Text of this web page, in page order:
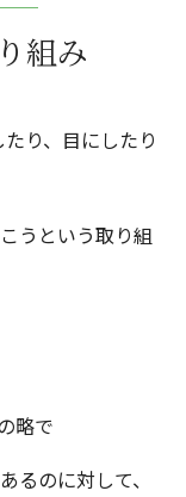
組み
り、目にしたり
うという取り組
略で
るのに対して、